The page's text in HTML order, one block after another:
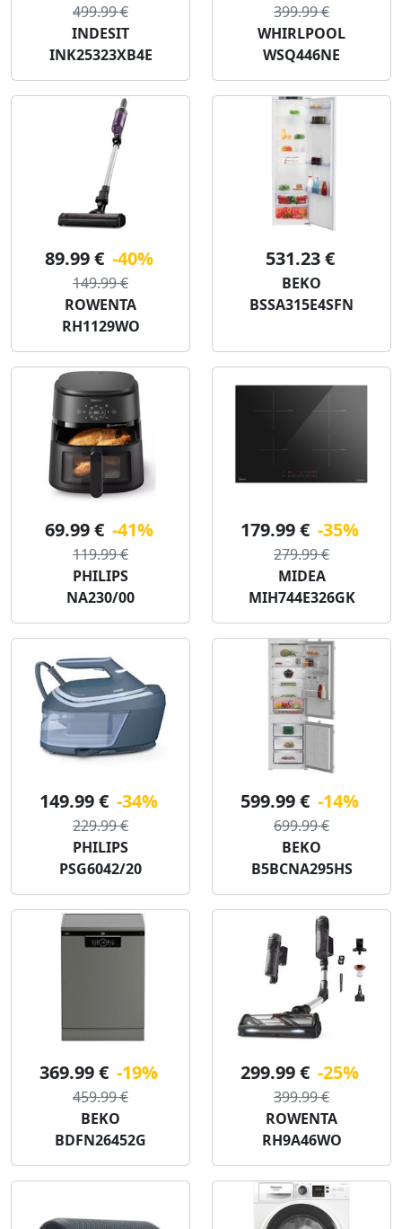
499.99 €
INDESIT
INK25323XB4E
399.99 €
WHIRLPOOL
WSQ446NE
89.99 € -40%
149.99 €
ROWENTA
RH1129WO
531.23 €
BEKO
BSSA315E4SFN
69.99 € -41%
119.99 €
PHILIPS
NA230/00
179.99 € -35%
279.99 €
MIDEA
MIH744E326GK
149.99 € -34%
229.99 €
PHILIPS
PSG6042/20
599.99 € -14%
699.99 €
BEKO
B5BCNA295HS
369.99 € -19%
459.99 €
BEKO
BDFN26452G
299.99 € -25%
399.99 €
ROWENTA
RH9A46WO